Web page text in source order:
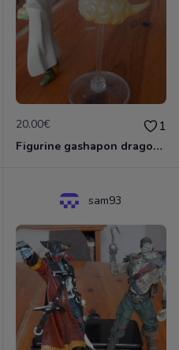
20.00€ 1
Figurine gashapon dragon ball
sam93